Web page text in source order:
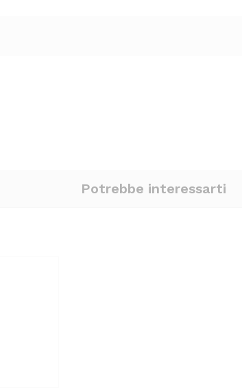
Potrebbe interessarti